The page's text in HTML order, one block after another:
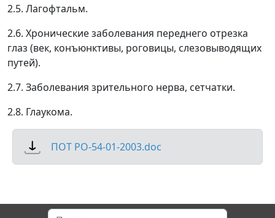
2.5. Лагофтальм.
2.6. Хронические заболевания переднего отрезка
глаз (век, конъюнктивы, роговицы, слезовыводящих
путей).
2.7. Заболевания зрительного нерва, сетчатки.
2.8. Глаукома.
ПОТ РО-54-01-2003.doc